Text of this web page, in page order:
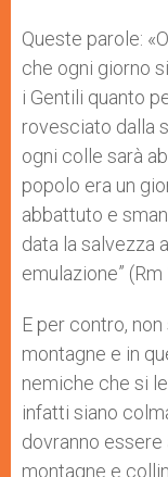
Queste parole:
che ogni giorno
i Gentili quanto
rovesciato dalla
ogni colle sarà
popolo era un
abbattuto e
data la salvezza
emulazione” (Rm
E per contro,
montagne e in
nemiche che si
infatti siano
dovranno
montagne e